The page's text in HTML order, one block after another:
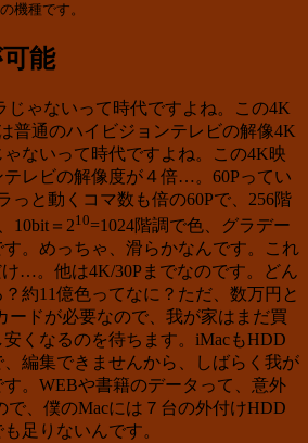
機種です。
能
じゃないって時代ですよね。この4K
普通のハイビジョンテレビの解像4K
ないって時代ですよね。この4K映
レビの解像度が４倍…。60Pってい
っと動くコマ数も倍の60Pで、256階
10bit＝210=1024階調で色、グラデー
。めっちゃ、滑らかなんです。これ
…。他は4K/30Pまでなのです。どん
約11億色ってなに？ただ、数万円と
ードが必要なので、我が家はまだ買
くなるのを待ちます。iMacもHDD
編集できませんから、しばらく我が
。WEBや書籍のデータって、意外
で、僕のMacには７台の外付けHDD
足りないんです。